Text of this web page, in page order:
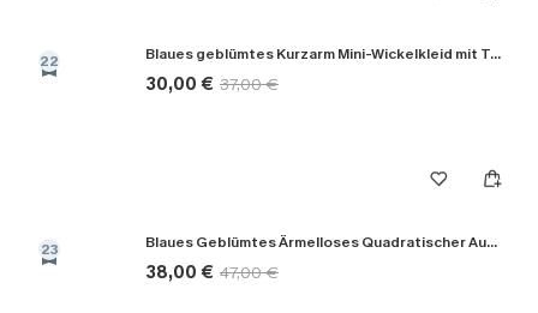
22 Blaues geblümtes Kurzarm Mini-Wickelkleid mit Taillenbindung
30,00 € 37,00 €
23 Blaues Geblümtes Ärmelloses Quadratischer Ausschnitt Maxikleid
38,00 € 47,00 €